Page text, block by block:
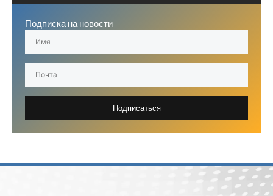
Подписка на новости
Подписаться